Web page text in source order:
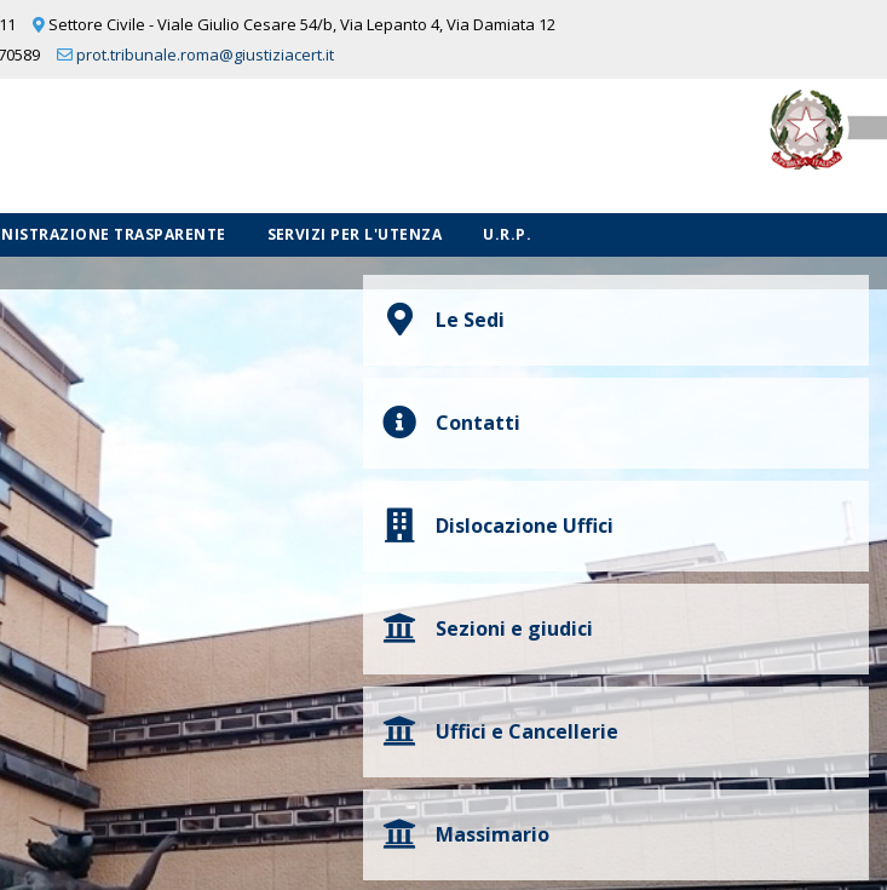
Settore Civile - Viale Giulio Cesare 54/b, Via Lepanto 4, Via Damiata 12
prot.tribunale.roma@giustiziacert.it
TRASPARENTE SERVIZI PER L'UTENZA U.R.P.
Le Sedi
Contatti
Dislocazione Uffici
Sezioni e giudici
Uffici e Cancellerie
Massimario